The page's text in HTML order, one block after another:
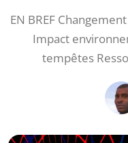
EN BREF
Impact
tempêtes